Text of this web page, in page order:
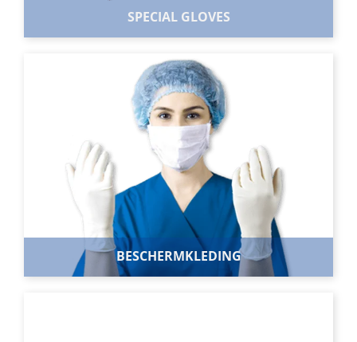
SPECIAL GLOVES
SPECIALE HANDSCHOENEN
Buiten wegwerphandschoenen bieden wij ook Speciale
handschoenen aan. Deze handschoenen zijn geschikt voor
o.a. de industriële, visserij en huishoud sector.
BEKIJK ASSORTIMENT
BESCHERMKLEDING